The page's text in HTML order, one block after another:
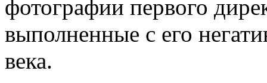
фотографии первого
выполненные с его
века.